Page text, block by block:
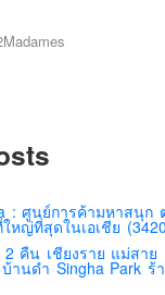
: ศูนย์การค้ามหาสนุก
หญ่ที่สุดในเอเชีย
2 คืน เชียงราย แม่สา
านดำ Singha Park ร้